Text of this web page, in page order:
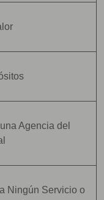
Agencia del
Ningún Servicio o